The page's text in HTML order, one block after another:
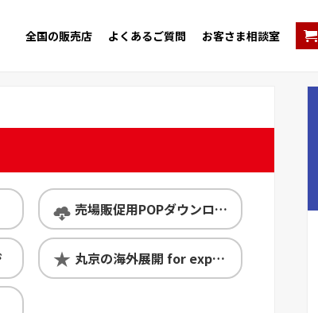
全国の販売店 よくあるご質問 お客さま相談室
売場販促用POPダウンロード
丸京の海外展開 for exporters